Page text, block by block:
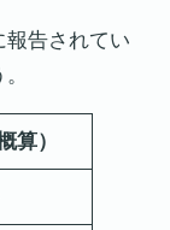
告されてい
算）